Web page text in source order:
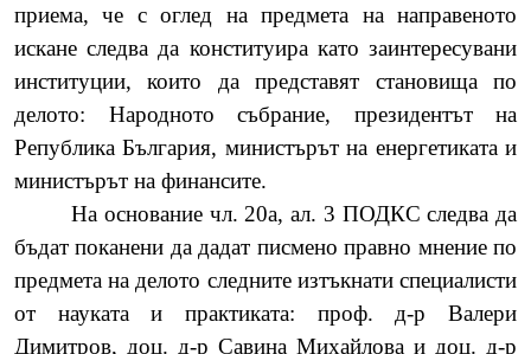
приема, че с оглед на предмета на направеното
искане следва да конституира като заинтересувани
институции, които да представят становища по
делото: Народното събрание, президентът на
Република България, министърът на енергетиката и
министърът на финансите.
На основание чл. 20а, ал. 3 ПОДКС следва да
бъдат поканени да дадат писмено правно мнение по
предмета на делото следните изтъкнати специалисти
от науката и практиката: проф. д-р Валери
Димитров, доц. д-р Савина Михайлова и доц. д-р